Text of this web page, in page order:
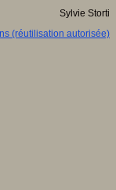
Sylvie Storti
(réutilisation autorisée)